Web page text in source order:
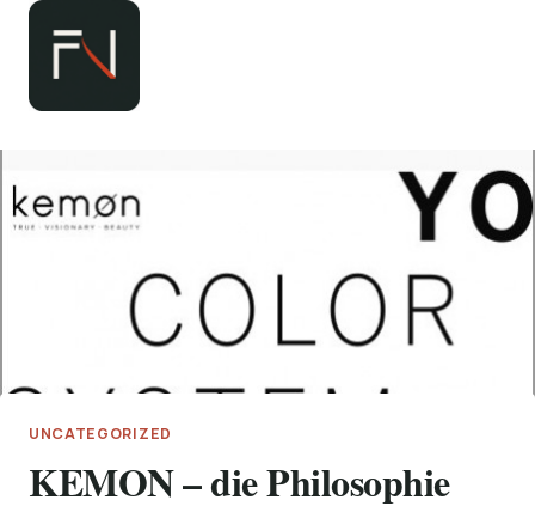
Zum
springen
UNCATEGORIZED
KEMON – die Philosophie